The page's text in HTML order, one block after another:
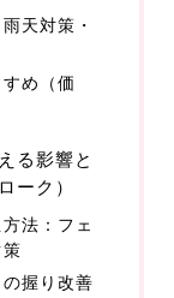
天対策・
め（価
る影響と
ーク）
法：フェ
握り改善